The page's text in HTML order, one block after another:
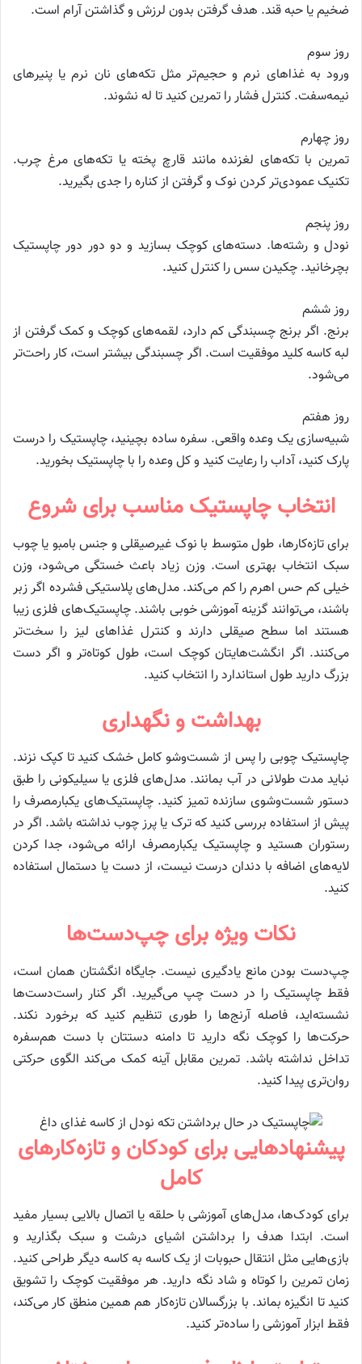
ضخیم یا حبه قند. هدف گرفتن بدون لرزش و گذاشتن آرام است.
روز سوم
ورود به غذاهای نرم و حجیم‌تر مثل تکه‌های نان نرم یا پنیرهای
نیمه‌سفت. کنترل فشار را تمرین کنید تا له نشوند.
روز چهارم
تمرین با تکه‌های لغزنده مانند قارچ پخته یا تکه‌های مرغ چرب.
تکنیک عمودی‌تر کردن نوک و گرفتن از کناره را جدی بگیرید.
روز پنجم
نودل و رشته‌ها. دسته‌های کوچک بسازید و دو دور دور چاپستیک
بچرخانید. چکیدن سس را کنترل کنید.
روز ششم
برنج. اگر برنج چسبندگی کم دارد، لقمه‌های کوچک و کمک گرفتن از
لبه کاسه کلید موفقیت است. اگر چسبندگی بیشتر است، کار راحت‌تر
می‌شود.
روز هفتم
شبیه‌سازی یک وعده واقعی. سفره ساده بچینید، چاپستیک را درست
پارک کنید، آداب را رعایت کنید و کل وعده را با چاپستیک بخورید.
انتخاب چاپستیک مناسب برای شروع
برای تازه‌کارها، طول متوسط با نوک غیرصیقلی و جنس بامبو یا چوب
سبک انتخاب بهتری است. وزن زیاد باعث خستگی می‌شود، وزن
خیلی کم حس اهرم را کم می‌کند. مدل‌های پلاستیکی فشرده اگر زبر
باشند، می‌توانند گزینه آموزشی خوبی باشند. چاپستیک‌های فلزی زیبا
هستند اما سطح صیقلی دارند و کنترل غذاهای لیز را سخت‌تر
می‌کنند. اگر انگشت‌هایتان کوچک است، طول کوتاه‌تر و اگر دست
بزرگ دارید طول استاندارد را انتخاب کنید.
بهداشت و نگهداری
چاپستیک چوبی را پس از شست‌وشو کامل خشک کنید تا کپک نزند.
نباید مدت طولانی در آب بمانند. مدل‌های فلزی یا سیلیکونی را طبق
دستور شست‌وشوی سازنده تمیز کنید. چاپستیک‌های یکبارمصرف را
پیش از استفاده بررسی کنید که ترک یا پرز چوب نداشته باشد. اگر در
رستوران هستید و چاپستیک یکبارمصرف ارائه می‌شود، جدا کردن
لایه‌های اضافه با دندان درست نیست، از دست یا دستمال استفاده
کنید.
نکات ویژه برای چپ‌دست‌ها
چپ‌دست بودن مانع یادگیری نیست. جایگاه انگشتان همان است،
فقط چاپستیک را در دست چپ می‌گیرید. اگر کنار راست‌دست‌ها
نشسته‌اید، فاصله آرنج‌ها را طوری تنظیم کنید که برخورد نکند.
حرکت‌ها را کوچک نگه دارید تا دامنه دستتان با دست هم‌سفره
تداخل نداشته باشد. تمرین مقابل آینه کمک می‌کند الگوی حرکتی
روان‌تری پیدا کنید.
پیشنهادهایی برای کودکان و تازه‌کارهای
کامل
برای کودک‌ها، مدل‌های آموزشی با حلقه یا اتصال بالایی بسیار مفید
است. ابتدا هدف را برداشتن اشیای درشت و سبک بگذارید و
بازی‌هایی مثل انتقال حبوبات از یک کاسه به کاسه دیگر طراحی کنید.
زمان تمرین را کوتاه و شاد نگه دارید. هر موفقیت کوچک را تشویق
کنید تا انگیزه بماند. با بزرگسالان تازه‌کار هم همین منطق کار می‌کند،
فقط ابزار آموزشی را ساده‌تر کنید.